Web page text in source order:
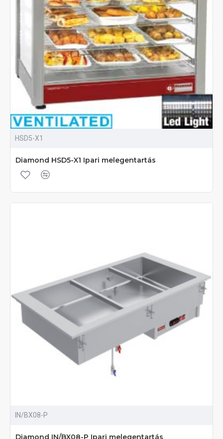
HSD5-X1
Diamond HSD5-X1 Ipari melegentartás
IN/BX08-P
Diamond IN/BX08-P Ipari melegentartás